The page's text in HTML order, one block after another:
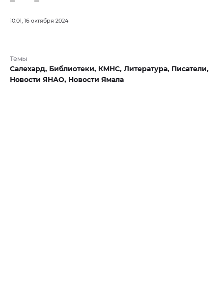
10:01, 16 октября 2024
Темы
Салехард, Библиотеки, КМНС, Литература, Писатели,
Новости ЯНАО, Новости Ямала